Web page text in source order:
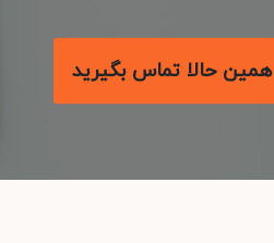
همین حالا تماس بگیرید